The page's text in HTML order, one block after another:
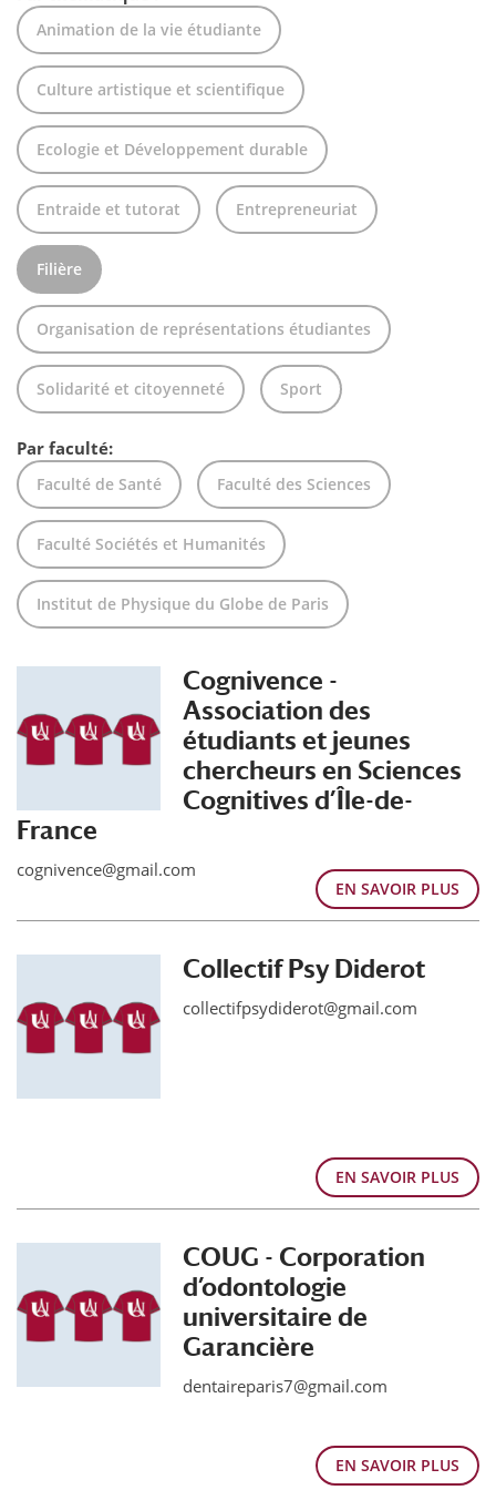
Animation de la vie étudiante
Culture artistique et scientifique
Ecologie et Développement durable
Entraide et tutorat Entrepreneuriat
Filière
Organisation de représentations étudiantes
Solidarité et citoyenneté Sport
Par faculté:
Faculté de Santé Faculté des Sciences
Faculté Sociétés et Humanités
Institut de Physique du Globe de Paris
Cognivence -
Association des
étudiants et jeunes
chercheurs en Sciences
Cognitives d’Île-de-
France
cognivence@gmail.com
EN SAVOIR PLUS
Collectif Psy Diderot
collectifpsydiderot@gmail.com
EN SAVOIR PLUS
COUG - Corporation
d’odontologie
universitaire de
Garancière
dentaireparis7@gmail.com
EN SAVOIR PLUS